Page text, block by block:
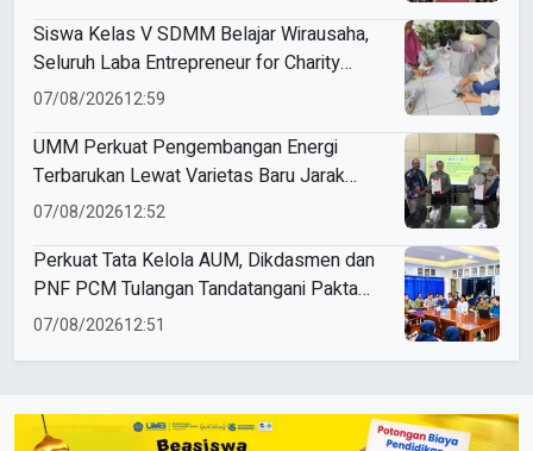
Siswa Kelas V SDMM Belajar Wirausaha,
Seluruh Laba Entrepreneur for Charity
Didonasikan
07/08/202612:59
UMM Perkuat Pengembangan Energi
Terbarukan Lewat Varietas Baru Jarak
Pagar JCUMM5
07/08/202612:52
Perkuat Tata Kelola AUM, Dikdasmen dan
PNF PCM Tulangan Tandatangani Pakta
Integritas
07/08/202612:51